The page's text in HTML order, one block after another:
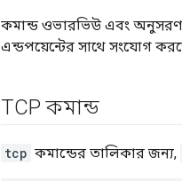
কমান্ড ওভারভিউ এবং অনুসরণ
এন্ডপয়েন্টের সাথে সংযোগ
TCP কমান্ড
tcp কমান্ডের তালিকার জন্য,